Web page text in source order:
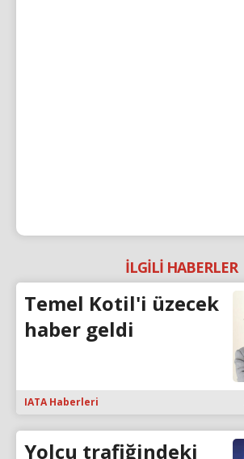
İLGİLİ HABERLER
Temel Kotil'i üzecek
haber geldi
IATA Haberleri
Yolcu trafiğindeki